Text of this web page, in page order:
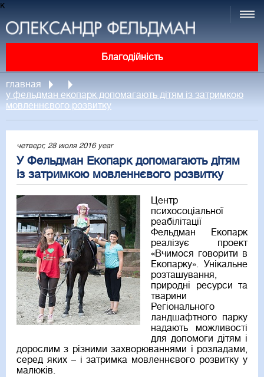
к
Благодійність
главная
у фельдман екопарк допомагають дітям із затримкою
мовленнєвого розвитку
четверг, 28 июля 2016 year
У Фельдман Екопарк допомагають дітям
із затримкою мовленнєвого розвитку
Центр
психосоціальної
реабілітації
Фельдман Екопарк
реалізує проект
«Вчимося говорити в
Екопарку». Унікальне
розташування,
природні ресурси та
тварини
Регіонального
ландшафтного парку
надають можливості
для допомоги дітям і
дорослим з різними захворюваннями і розладами,
серед яких – і затримка мовленнєвого розвитку у
малюків.